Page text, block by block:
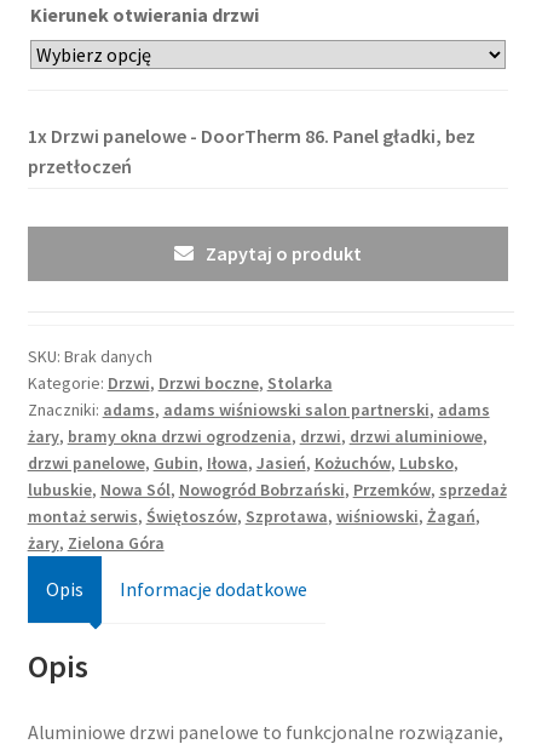
Kierunek otwierania drzwi
1x Drzwi panelowe - DoorTherm 86. Panel gładki, bez
przetłoczeń
Zapytaj o produkt
SKU: Brak danych
Kategorie: Drzwi, Drzwi boczne, Stolarka
Znaczniki: adams, adams wiśniowski salon partnerski, adams
żary, bramy okna drzwi ogrodzenia, drzwi, drzwi aluminiowe,
drzwi panelowe, Gubin, Iłowa, Jasień, Kożuchów, Lubsko,
lubuskie, Nowa Sól, Nowogród Bobrzański, Przemków, sprzedaż
montaż serwis, Świętoszów, Szprotawa, wiśniowski, Żagań,
żary, Zielona Góra
Opis Informacje dodatkowe
Opis
Aluminiowe drzwi panelowe to funkcjonalne rozwiązanie,